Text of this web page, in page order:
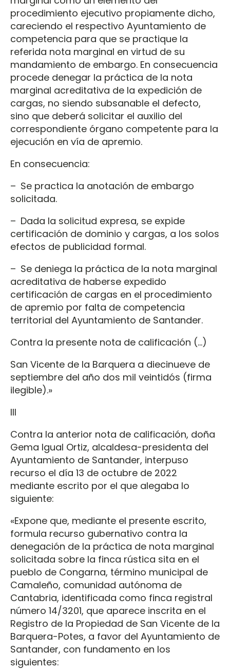
procedimiento ejecutivo propiamente dicho,
careciendo el respectivo Ayuntamiento de
competencia para que se practique la
referida nota marginal en virtud de su
mandamiento de embargo. En consecuencia
procede denegar la práctica de la nota
marginal acreditativa de la expedición de
cargas, no siendo subsanable el defecto,
sino que deberá solicitar el auxilio del
correspondiente órgano competente para la
ejecución en vía de apremio.
En consecuencia:
– Se practica la anotación de embargo
solicitada.
– Dada la solicitud expresa, se expide
certificación de dominio y cargas, a los solos
efectos de publicidad formal.
– Se deniega la práctica de la nota marginal
acreditativa de haberse expedido
certificación de cargas en el procedimiento
de apremio por falta de competencia
territorial del Ayuntamiento de Santander.
Contra la presente nota de calificación (…)
San Vicente de la Barquera a diecinueve de
septiembre del año dos mil veintidós (firma
ilegible).»
III
Contra la anterior nota de calificación, doña
Gema Igual Ortiz, alcaldesa-presidenta del
Ayuntamiento de Santander, interpuso
recurso el día 13 de octubre de 2022
mediante escrito por el que alegaba lo
siguiente:
«Expone que, mediante el presente escrito,
formula recurso gubernativo contra la
denegación de la práctica de nota marginal
solicitada sobre la finca rústica sita en el
pueblo de Congarna, término municipal de
Camaleño, comunidad autónoma de
Cantabria, identificada como finca registral
número 14/3201, que aparece inscrita en el
Registro de la Propiedad de San Vicente de la
Barquera-Potes, a favor del Ayuntamiento de
Santander, con fundamento en los
siguientes: